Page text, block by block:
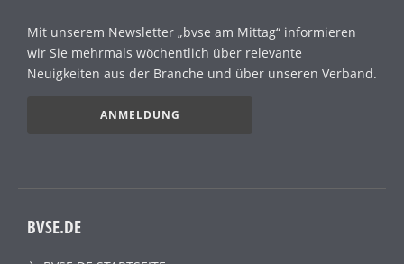
Mit unserem Newsletter „bvse am Mittag“ informieren
wir Sie mehrmals wöchentlich über relevante
Neuigkeiten aus der Branche und über unseren Verband.
ANMELDUNG
BVSE.DE